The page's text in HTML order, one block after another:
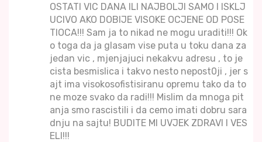
OSTATI VIC DANA ILI NAJBOLJI SAMO I ISKLJ
UCIVO AKO DOBIJE VISOKE OCJENE OD POSE
TIOCA!!! Sam ja to nikad ne mogu uraditi!!! Ok
o toga da ja glasam vise puta u toku dana za
jedan vic , mjenjajuci nekakvu adresu , to je
cista besmislica i takvo nesto nepost0ji , jer s
ajt ima visokosofistisiranu opremu tako da to
ne moze svako da radi!!! Mislim da mnoga pit
anja smo rascistili i da cemo imati dobru sara
dnju na sajtu! BUDITE MI UVJEK ZDRAVI I VES
ELI!!!